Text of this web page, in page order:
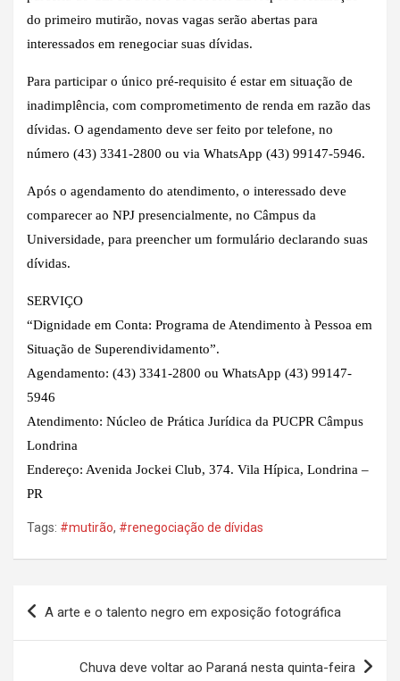
do primeiro mutirão, novas vagas serão abertas para
interessados em renegociar suas dívidas.
Para participar o único pré-requisito é estar em situação de
inadimplência, com comprometimento de renda em razão das
dívidas. O agendamento deve ser feito por telefone, no
número (43) 3341-2800 ou via WhatsApp (43) 99147-5946.
Após o agendamento do atendimento, o interessado deve
comparecer ao NPJ presencialmente, no Câmpus da
Universidade, para preencher um formulário declarando suas
dívidas.
SERVIÇO
“Dignidade em Conta: Programa de Atendimento à Pessoa em
Situação de Superendividamento”.
Agendamento: (43) 3341-2800 ou WhatsApp (43) 99147-
5946
Atendimento: Núcleo de Prática Jurídica da PUCPR Câmpus
Londrina
Endereço: Avenida Jockei Club, 374. Vila Hípica, Londrina –
PR
Tags: #mutirão, #renegociação de dívidas
A arte e o talento negro em exposição fotográfica
Chuva deve voltar ao Paraná nesta quinta-feira